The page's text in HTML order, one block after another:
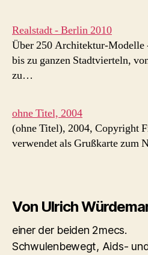
Realstadt - Berlin 2010
Über 250 Architektur-Modelle
bis zu ganzen Stadtvierteln,
zu…
ohne Titel, 2004
(ohne Titel), 2004, Copyright
verwendet als Grußkarte zum
Von Ulrich
einer der beiden 2mecs.
Schwulenbewegt, Aids-